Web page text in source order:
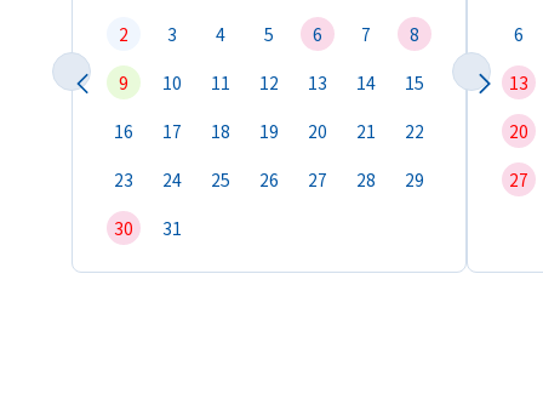
2
3 4 5 6 7
8
9
10 11 12 13 14
15
16
17 18 19 20 21
22
23
24 25 26 27 28
29
30
31
6
13
20
27